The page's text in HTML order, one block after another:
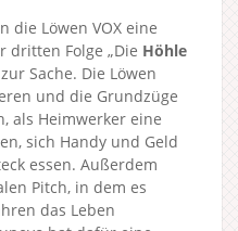
die Löwen VOX eine
dritten Folge „Die Höhle
Sache. Die Löwen
und die Grundzüge
als Heimwerker eine
sich Handy und Geld
essen. Außerdem
Pitch, in dem es
das Leben